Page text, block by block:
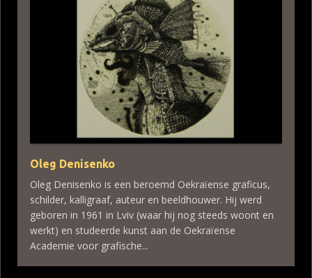
Oleg Denisenko
Oleg Denisenko is een beroemd Oekraïense graficus,
schilder, kalligraaf, auteur en beeldhouwer. Hij werd
geboren in 1961 in Lviv (waar hij nog steeds woont en
werkt) en studeerde kunst aan de Oekraïense
Academie voor grafische...